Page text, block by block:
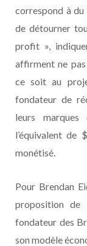
correspond à
de détourner
profit »,
affirment ne
ce soit au
fondateur de
leurs
l’équivalent
monétisé.
Pour Brendan
proposition de
fondateur des
son modèle